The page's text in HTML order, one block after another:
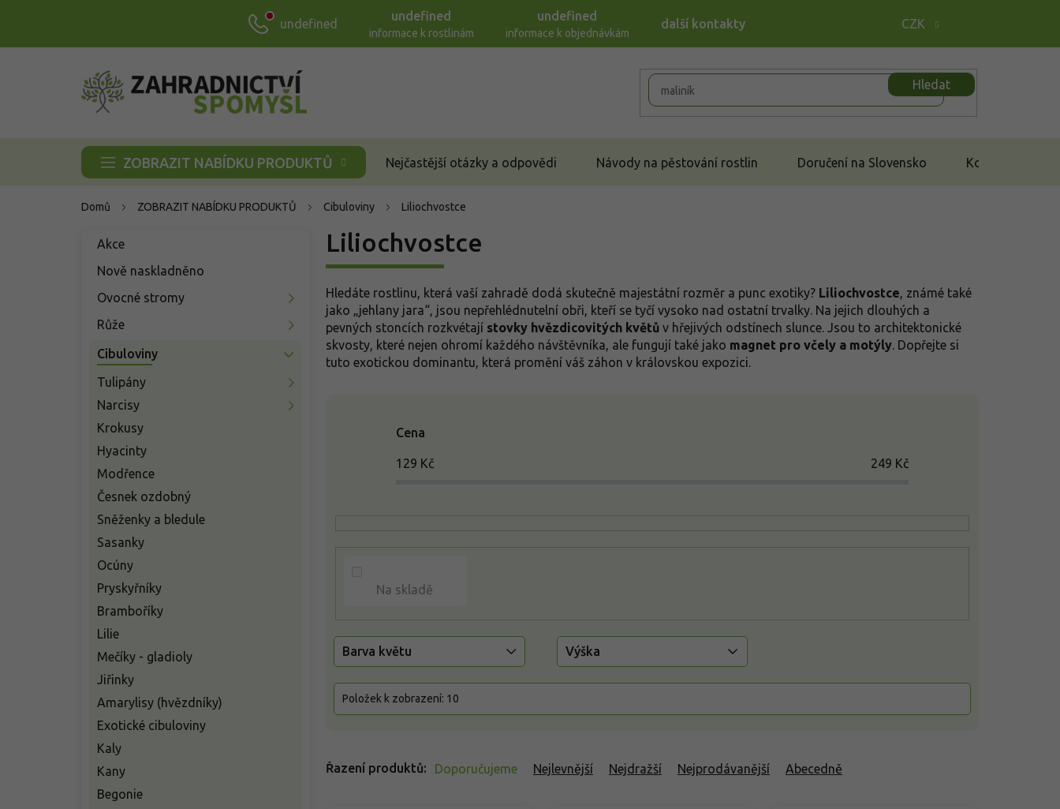
CZK
undefined
undefined
informace k rostlinám
undefined
informace k objednávkám
další kontakty
Hledat
ZOBRAZIT NABÍDKU PRODUKTŮ Nejčastější otázky a odpovědi Návody na pěstování rostlin Doručení na Slovensko Kontakt
Domů ZOBRAZIT NABÍDKU PRODUKTŮ Cibuloviny Liliochvostce
Přeskočit
Akce
Nově naskladněno
Ovocné stromy
Růže
Cibuloviny
Tulipány
Narcisy
Krokusy
Hyacinty
Modřence
Česnek ozdobný
Sněženky a bledule
Sasanky
Ocúny
Pryskyřníky
Bramboříky
Lilie
Mečíky - gladioly
Jiřinky
Amarylisy (hvězdníky)
Exotické cibuloviny
Kaly
Kany
Begonie
Liliochvostce
Hledáte rostlinu, která vaší zahradě dodá skutečně majestátní rozměr a punc exotiky? Liliochvostce, známé také
jako „jehlany jara“, jsou nepřehlédnutelní obři, kteří se tyčí vysoko nad ostatní trvalky. Na jejich dlouhých a
pevných stoncích rozkvétají stovky hvězdicovitých květů v hřejivých odstínech slunce. Jsou to architektonické
skvosty, které nejen ohromí každého návštěvníka, ale fungují také jako magnet pro včely a motýly. Dopřejte si
tuto exotickou dominantu, která promění váš záhon v královskou expozici.
Řazení produktů Doporučujeme Nejlevnější Nejdražší Nejprodávanější Abecedně
Cena
129 Kč 249 Kč
Na skladě
Barva květu Výška
Položek k zobrazení: 10